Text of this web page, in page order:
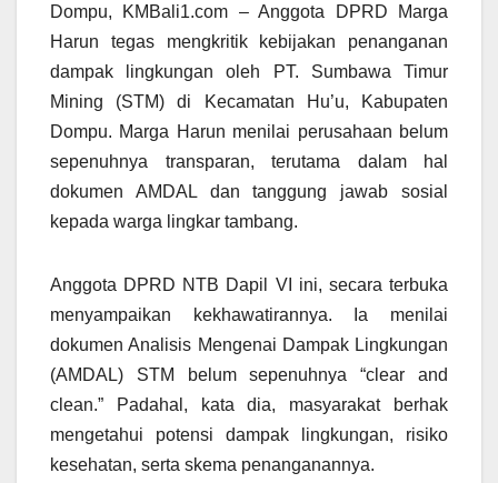
Dompu, KMBali1.com – Anggota DPRD Marga
Harun tegas mengkritik kebijakan penanganan
dampak lingkungan oleh PT. Sumbawa Timur
Mining (STM) di Kecamatan Hu’u, Kabupaten
Dompu. Marga Harun menilai perusahaan belum
sepenuhnya transparan, terutama dalam hal
dokumen AMDAL dan tanggung jawab sosial
kepada warga lingkar tambang.
Anggota DPRD NTB Dapil VI ini, secara terbuka
menyampaikan kekhawatirannya. Ia menilai
dokumen Analisis Mengenai Dampak Lingkungan
(AMDAL) STM belum sepenuhnya “clear and
clean.” Padahal, kata dia, masyarakat berhak
mengetahui potensi dampak lingkungan, risiko
kesehatan, serta skema penanganannya.